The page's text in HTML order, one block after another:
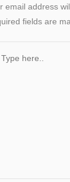
email address
fields are